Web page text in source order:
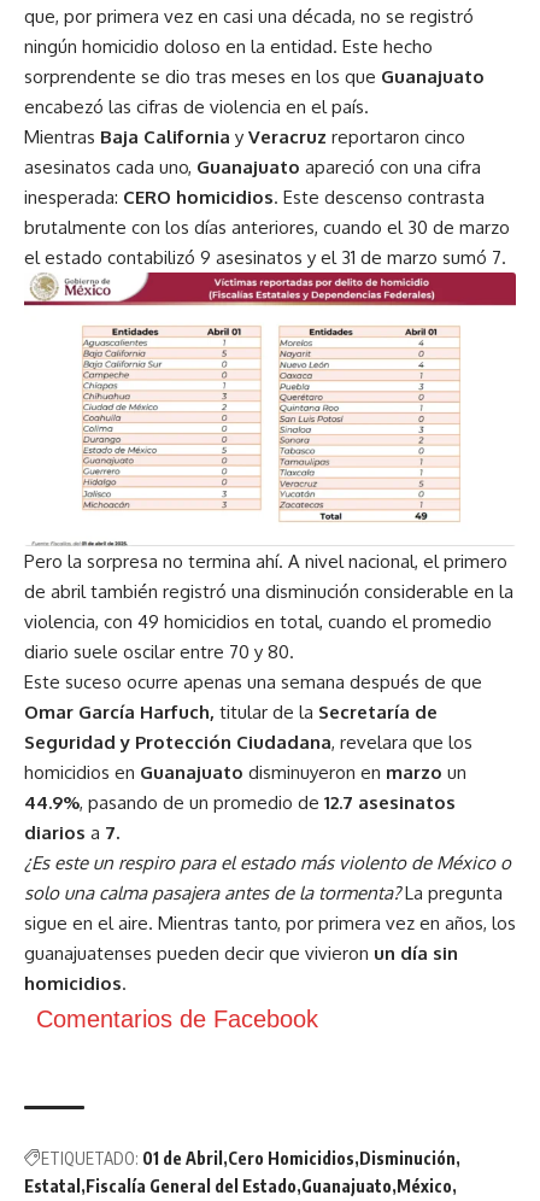
que, por primera vez en casi una década, no se registró
ningún homicidio doloso en la entidad. Este hecho
sorprendente se dio tras meses en los que Guanajuato
encabezó las cifras de violencia en el país.
Mientras Baja California y Veracruz reportaron cinco
asesinatos cada uno, Guanajuato apareció con una cifra
inesperada: CERO homicidios. Este descenso contrasta
brutalmente con los días anteriores, cuando el 30 de marzo
el estado contabilizó 9 asesinatos y el 31 de marzo sumó 7.
Pero la sorpresa no termina ahí. A nivel nacional, el primero
de abril también registró una disminución considerable en la
violencia, con 49 homicidios en total, cuando el promedio
diario suele oscilar entre 70 y 80.
Este suceso ocurre apenas una semana después de que
Omar García Harfuch, titular de la Secretaría de
Seguridad y Protección Ciudadana, revelara que los
homicidios en Guanajuato disminuyeron en marzo un
44.9%, pasando de un promedio de 12.7 asesinatos
diarios a 7.
¿Es este un respiro para el estado más violento de México o
solo una calma pasajera antes de la tormenta?La pregunta
sigue en el aire. Mientras tanto, por primera vez en años, los
guanajuatenses pueden decir que vivieron un día sin
homicidios.
Comentarios de Facebook
ETIQUETADO: 01 de Abril Cero Homicidios Disminución
Estatal Fiscalía General del Estado Guanajuato México